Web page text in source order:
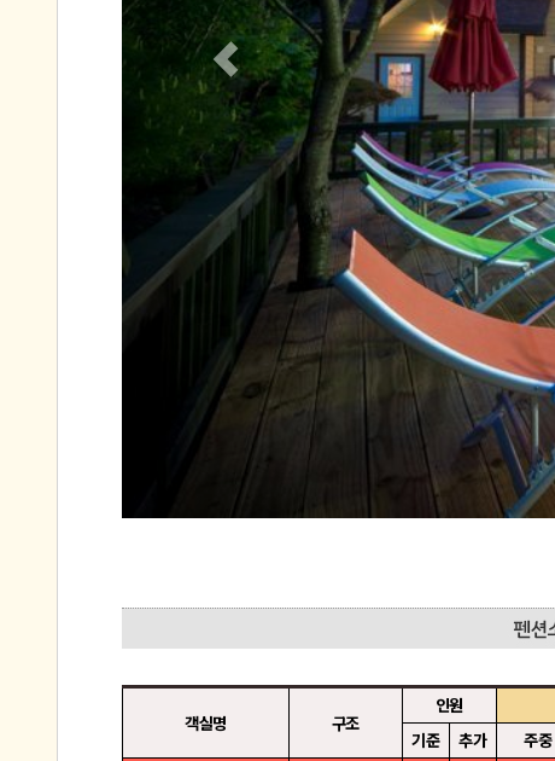
객실명 구조
인원
기준 추가 주중